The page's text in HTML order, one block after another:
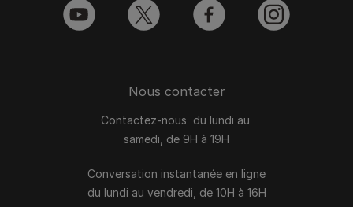
Nous contacter
Contactez-nous du lundi au
samedi, de 9H à 19H
Conversation instantanée en ligne
du lundi au vendredi, de 10H à 16H
youtube twitter facebook instagram